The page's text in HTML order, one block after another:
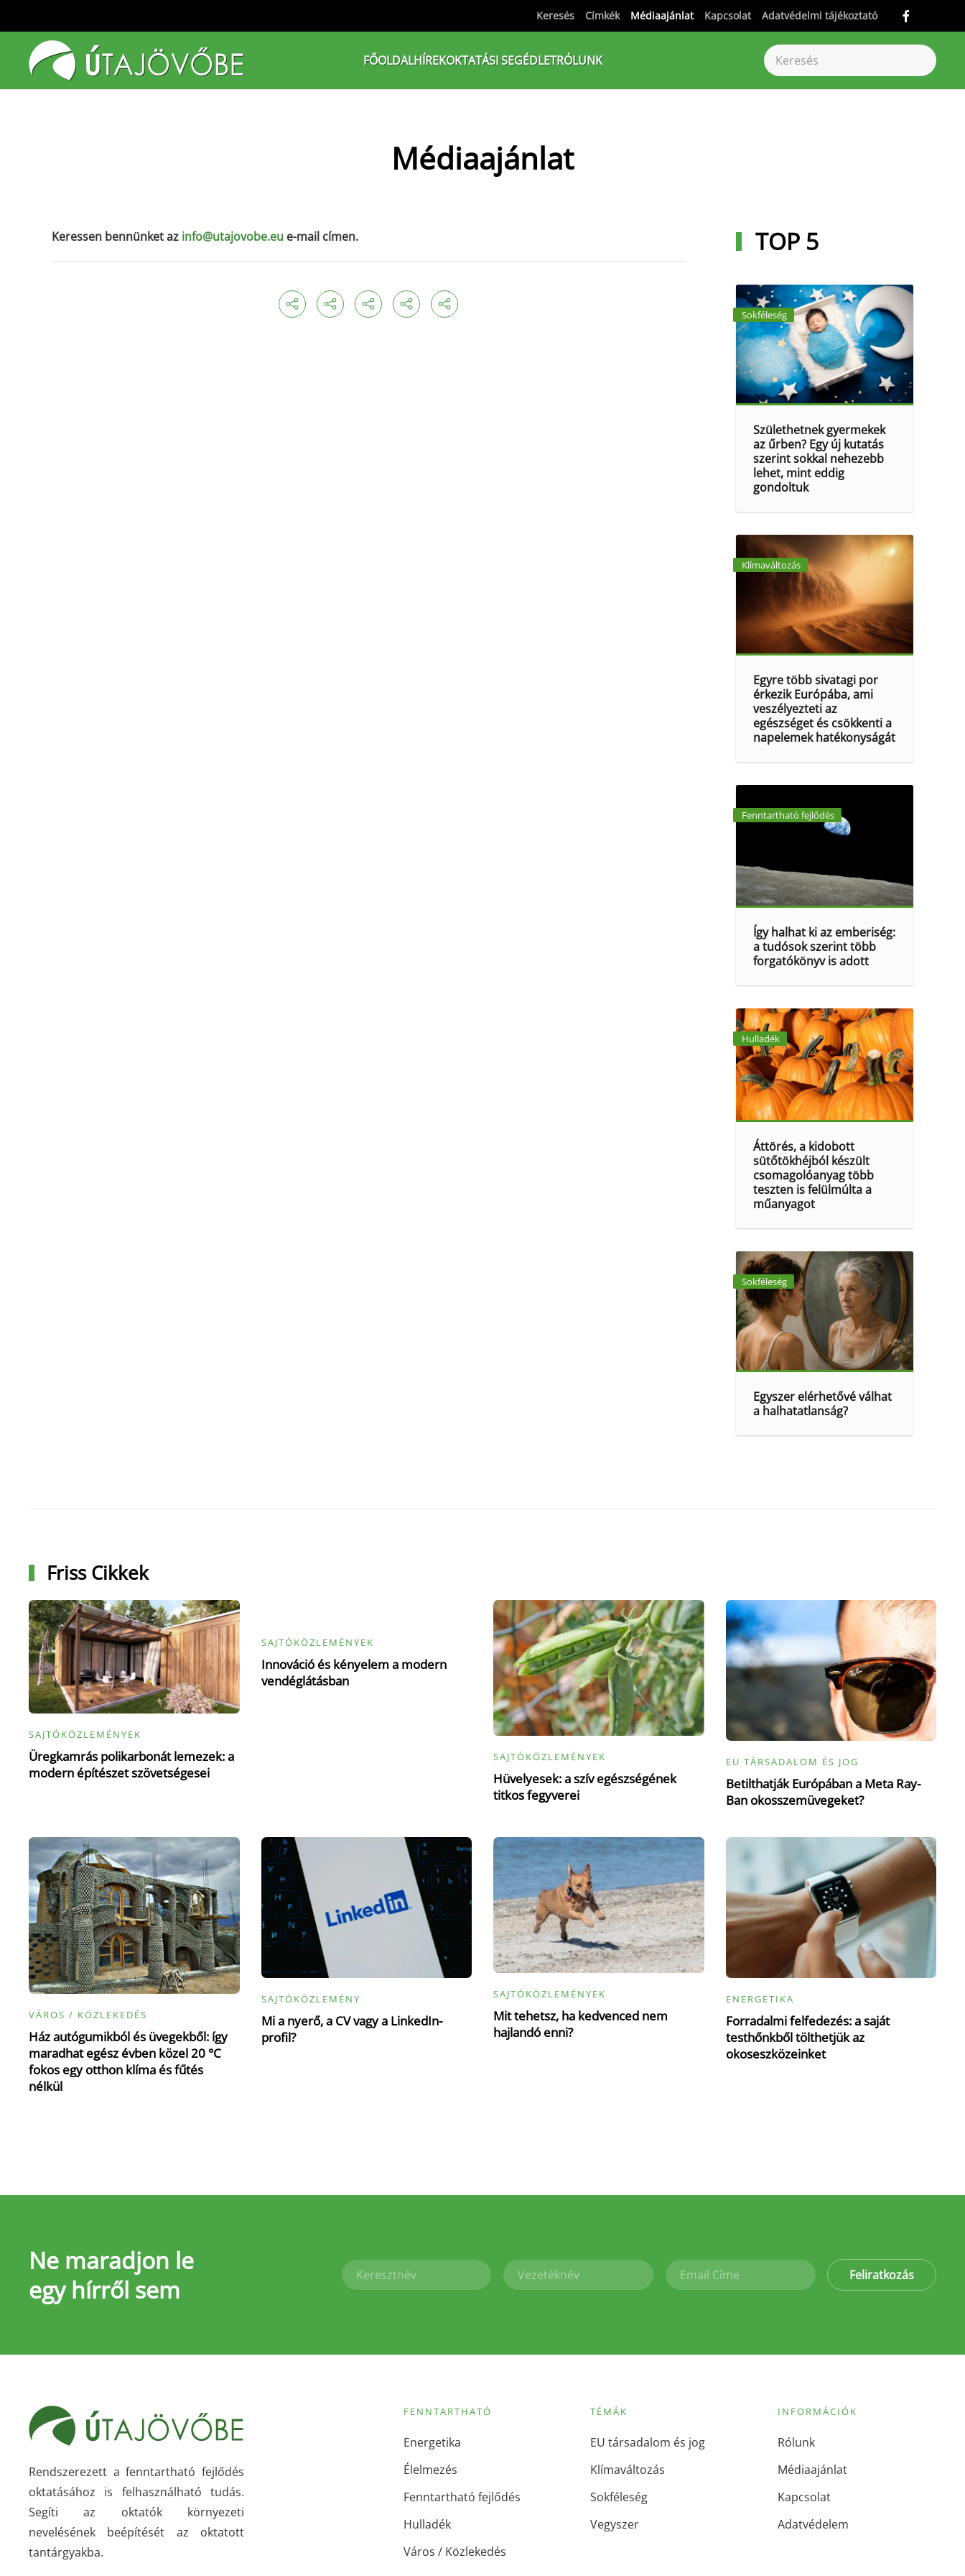
Fő tartalom átugrása
Keresés Címkék Médiaajánlat Kapcsolat Adatvédelmi tájékoztató
FŐOLDALHÍREKOKTATÁSI SEGÉDLETRÓLUNK
Médiaajánlat
Keressen bennünket az info@utajovobe.eu e-mail címen. TOP 5
Sokféleség
Születhetnek gyermekek
az űrben? Egy új kutatás
szerint sokkal nehezebb
lehet, mint eddig
gondoltuk
Klímaváltozás
Egyre több sivatagi por
érkezik Európába, ami
veszélyezteti az
egészséget és csökkenti a
napelemek hatékonyságát
Fenntartható fejlődés
Így halhat ki az emberiség:
a tudósok szerint több
forgatókönyv is adott
Hulladék
Áttörés, a kidobott
sütőtökhéjból készült
csomagolóanyag több
teszten is felülmúlta a
műanyagot
Sokféleség
Egyszer elérhetővé válhat
a halhatatlanság?
Friss Cikkek
SAJTÓKÖZLEMÉNYEK
Üregkamrás polikarbonát lemezek: a
modern építészet szövetségesei
SAJTÓKÖZLEMÉNYEK
Innováció és kényelem a modern
vendéglátásban
SAJTÓKÖZLEMÉNYEK
Hüvelyesek: a szív egészségének
titkos fegyverei
EU TÁRSADALOM ÉS JOG
Betilthatják Európában a Meta Ray-
Ban okosszemüvegeket?
VÁROS / KÖZLEKEDÉS
Ház autógumikból és üvegekből: így
maradhat egész évben közel 20 °C
fokos egy otthon klíma és fűtés
nélkül
SAJTÓKÖZLEMÉNY
Mi a nyerő, a CV vagy a LinkedIn-
profil?
SAJTÓKÖZLEMÉNYEK
Mit tehetsz, ha kedvenced nem
hajlandó enni?
ENERGETIKA
Forradalmi felfedezés: a saját
testhőnkből tölthetjük az
okoseszközeinket
Ne maradjon le
egy hírről sem
Feliratkozás
Rendszerezett a fenntartható fejlődés
oktatásához is felhasználható tudás.
Segíti az oktatók környezeti
nevelésének beépítését az oktatott
tantárgyakba.
FENNTARTHATÓ
Energetika
Élelmezés
Fenntartható fejlődés
Hulladék
Város / Közlekedés
TÉMÁK
EU társadalom és jog
Klímaváltozás
Sokféleség
Vegyszer
INFORMÁCIÓK
Rólunk
Médiaajánlat
Kapcsolat
Adatvédelem